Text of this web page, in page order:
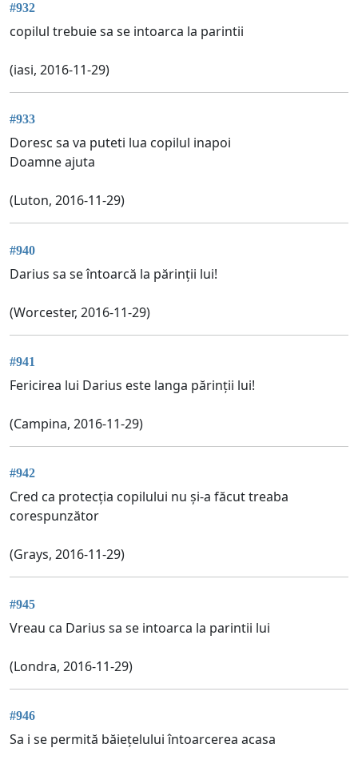
#932
copilul trebuie sa se intoarca la parintii
(iasi, 2016-11-29)
#933
Doresc sa va puteti lua copilul inapoi
Doamne ajuta
(Luton, 2016-11-29)
#940
Darius sa se întoarcă la părinții lui!
(Worcester, 2016-11-29)
#941
Fericirea lui Darius este langa părinții lui!
(Campina, 2016-11-29)
#942
Cred ca protecția copilului nu și-a făcut treaba
corespunzător
(Grays, 2016-11-29)
#945
Vreau ca Darius sa se intoarca la parintii lui
(Londra, 2016-11-29)
#946
Sa i se permită băiețelului întoarcerea acasa